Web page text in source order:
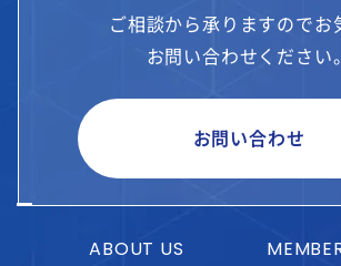
ご相談から承りますのでお
お問い合わせください。
お問い合わせ
ABOUT US